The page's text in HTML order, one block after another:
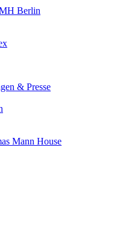
Berlin
& Presse
Mann House